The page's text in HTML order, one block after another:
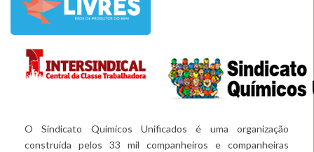
O Sindicato Químicos Unificados é uma organização
construída pelos 33 mil companheiros e companheiras